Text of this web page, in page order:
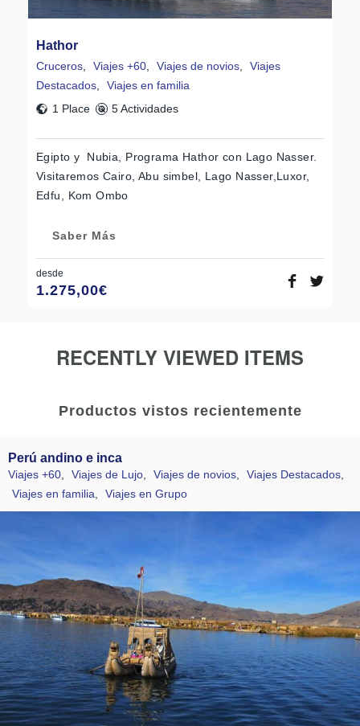
Hathor
Cruceros Viajes +60 Viajes de novios
Viajes
Destacados
Viajes en familia
1 Place
5 Actividades
Egipto y Nubia, Programa Hathor con Lago Nasser.
Visitaremos Cairo, Abu simbel, Lago Nasser,Luxor,
Edfu, Kom Ombo
Saber Más
desde
1.275,00€
RECENTLY VIEWED ITEMS
Productos vistos recientemente
Perú andino e inca
Viajes +60, Viajes de Lujo, Viajes de novios, Viajes Destacados,
Viajes en familia, Viajes en Grupo